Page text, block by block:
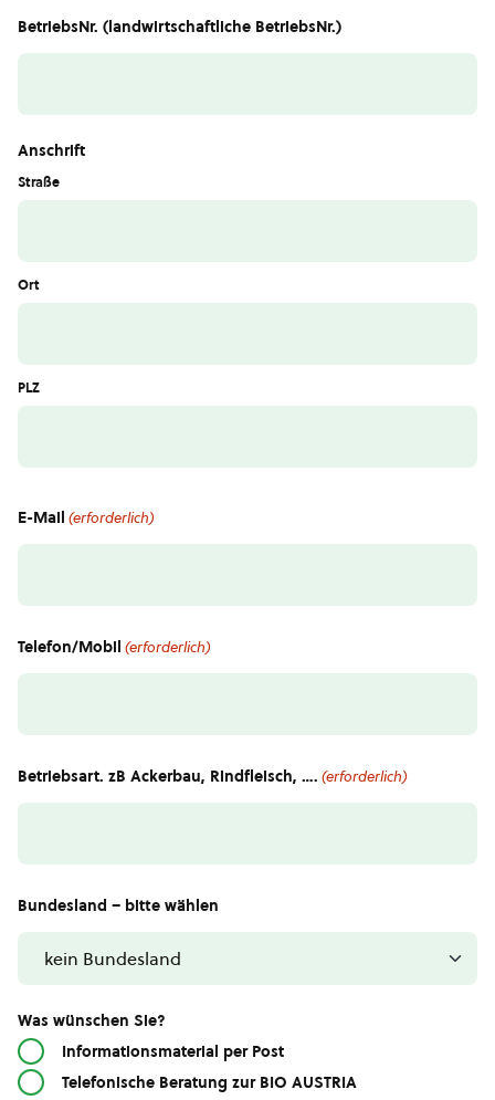
BetriebsNr. (landwirtschaftliche BetriebsNr.)
Anschrift
Straße
Ort
PLZ
E-Mail (erforderlich)
Telefon/Mobil (erforderlich)
Betriebsart. zB Ackerbau, Rindfleisch, …. (erforderlich)
Bundesland – bitte wählen
Was wünschen Sie?
Informationsmaterial per Post
Telefonische Beratung zur BIO AUSTRIA